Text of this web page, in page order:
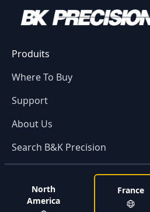
Produits
Where To Buy
Support
About Us
Search B&K Precision
North
America
France